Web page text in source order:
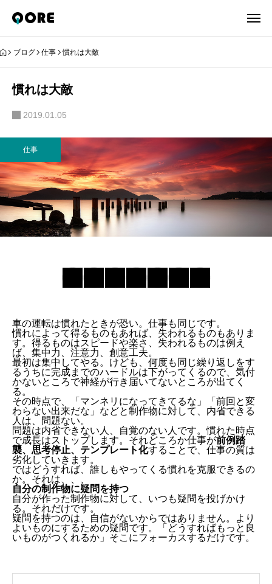
ブログ 仕事 慣れは大敵
慣れは大敵
2019.01.05
仕事
車の運転は慣れたときが恐い。仕事も同じです。
慣れによって得るものもあれば、失われるものもありま
す。得るものはスピードや楽さ、失われるものは例え
ば、集中力、注意力、創意工夫。
最初は集中してやる。けども、何度も同じ繰り返しをす
るうちに完成までのハードルは下がってくるので、気付
かないところで神経が行き届いてないところが出てく
る。
その時点で、「マンネリになってきてるな」「前回と変
わらない出来だな」などと制作物に対して、内省できる
人は、問題ない。
問題は内省できない人、自覚のない人です。慣れた時点
で成長はストップします。それどころか仕事が前例踏
襲、思考停止、テンプレート化することで、仕事の質は
劣化していきます。
ではどうすれば、誰しもやってくる慣れを克服できるの
か。それは、、、
自分の制作物に疑問を持つ
自分が作った制作物に対して、いつも疑問を投げかけ
る。それだけです。
疑問を持つのは、自信がないからではありません。より
よいものにするための疑問です。「どうすればもっと良
いものがつくれるか」そこにフォーカスするだけです。